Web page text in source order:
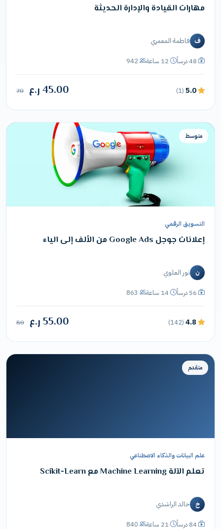
مهارات القيادة والإدارة الحديثة
ف فاطمة المعمري
48 درساً 12 ساعة 942
5.0
(1) 45.00 ر.ع 70
متوسط
التسويق الرقمي
إعلانات جوجل Google Ads من الألف إلى الياء
ن نور العلوي
56 درساً 14 ساعة 863
4.8
(142) 55.00 ر.ع 80
متقدم
علم البيانات والذكاء الاصطناعي
تعلم الآلة Machine Learning مع Scikit-Learn
خ خالد الراشدي
84 درساً 21 ساعة 840